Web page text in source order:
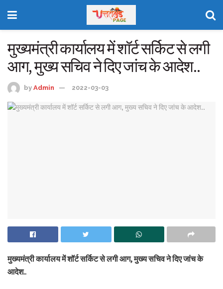
मुख्यमंत्री कार्यालय में शॉर्ट सर्किट से लगी
आग, मुख्य सचिव ने दिए जांच के आदेश..
by Admin 2022-03-03
मुख्यमंत्री कार्यालय में शॉर्ट सर्किट से लगी आग, मुख्य सचिव ने दिए जांच के
आदेश..